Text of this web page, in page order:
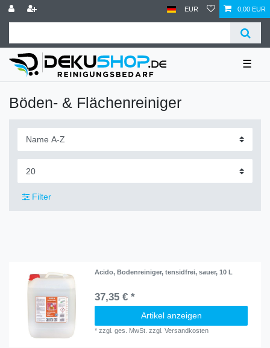
EUR 0,00 EUR
☰
Böden- & Flächenreiniger
Filter
Acido, Bodenreiniger, tensidfrei, sauer, 10 L
37,35 € *
Artikel anzeigen
*zzgl. ges. MwSt. zzgl.Versandkosten